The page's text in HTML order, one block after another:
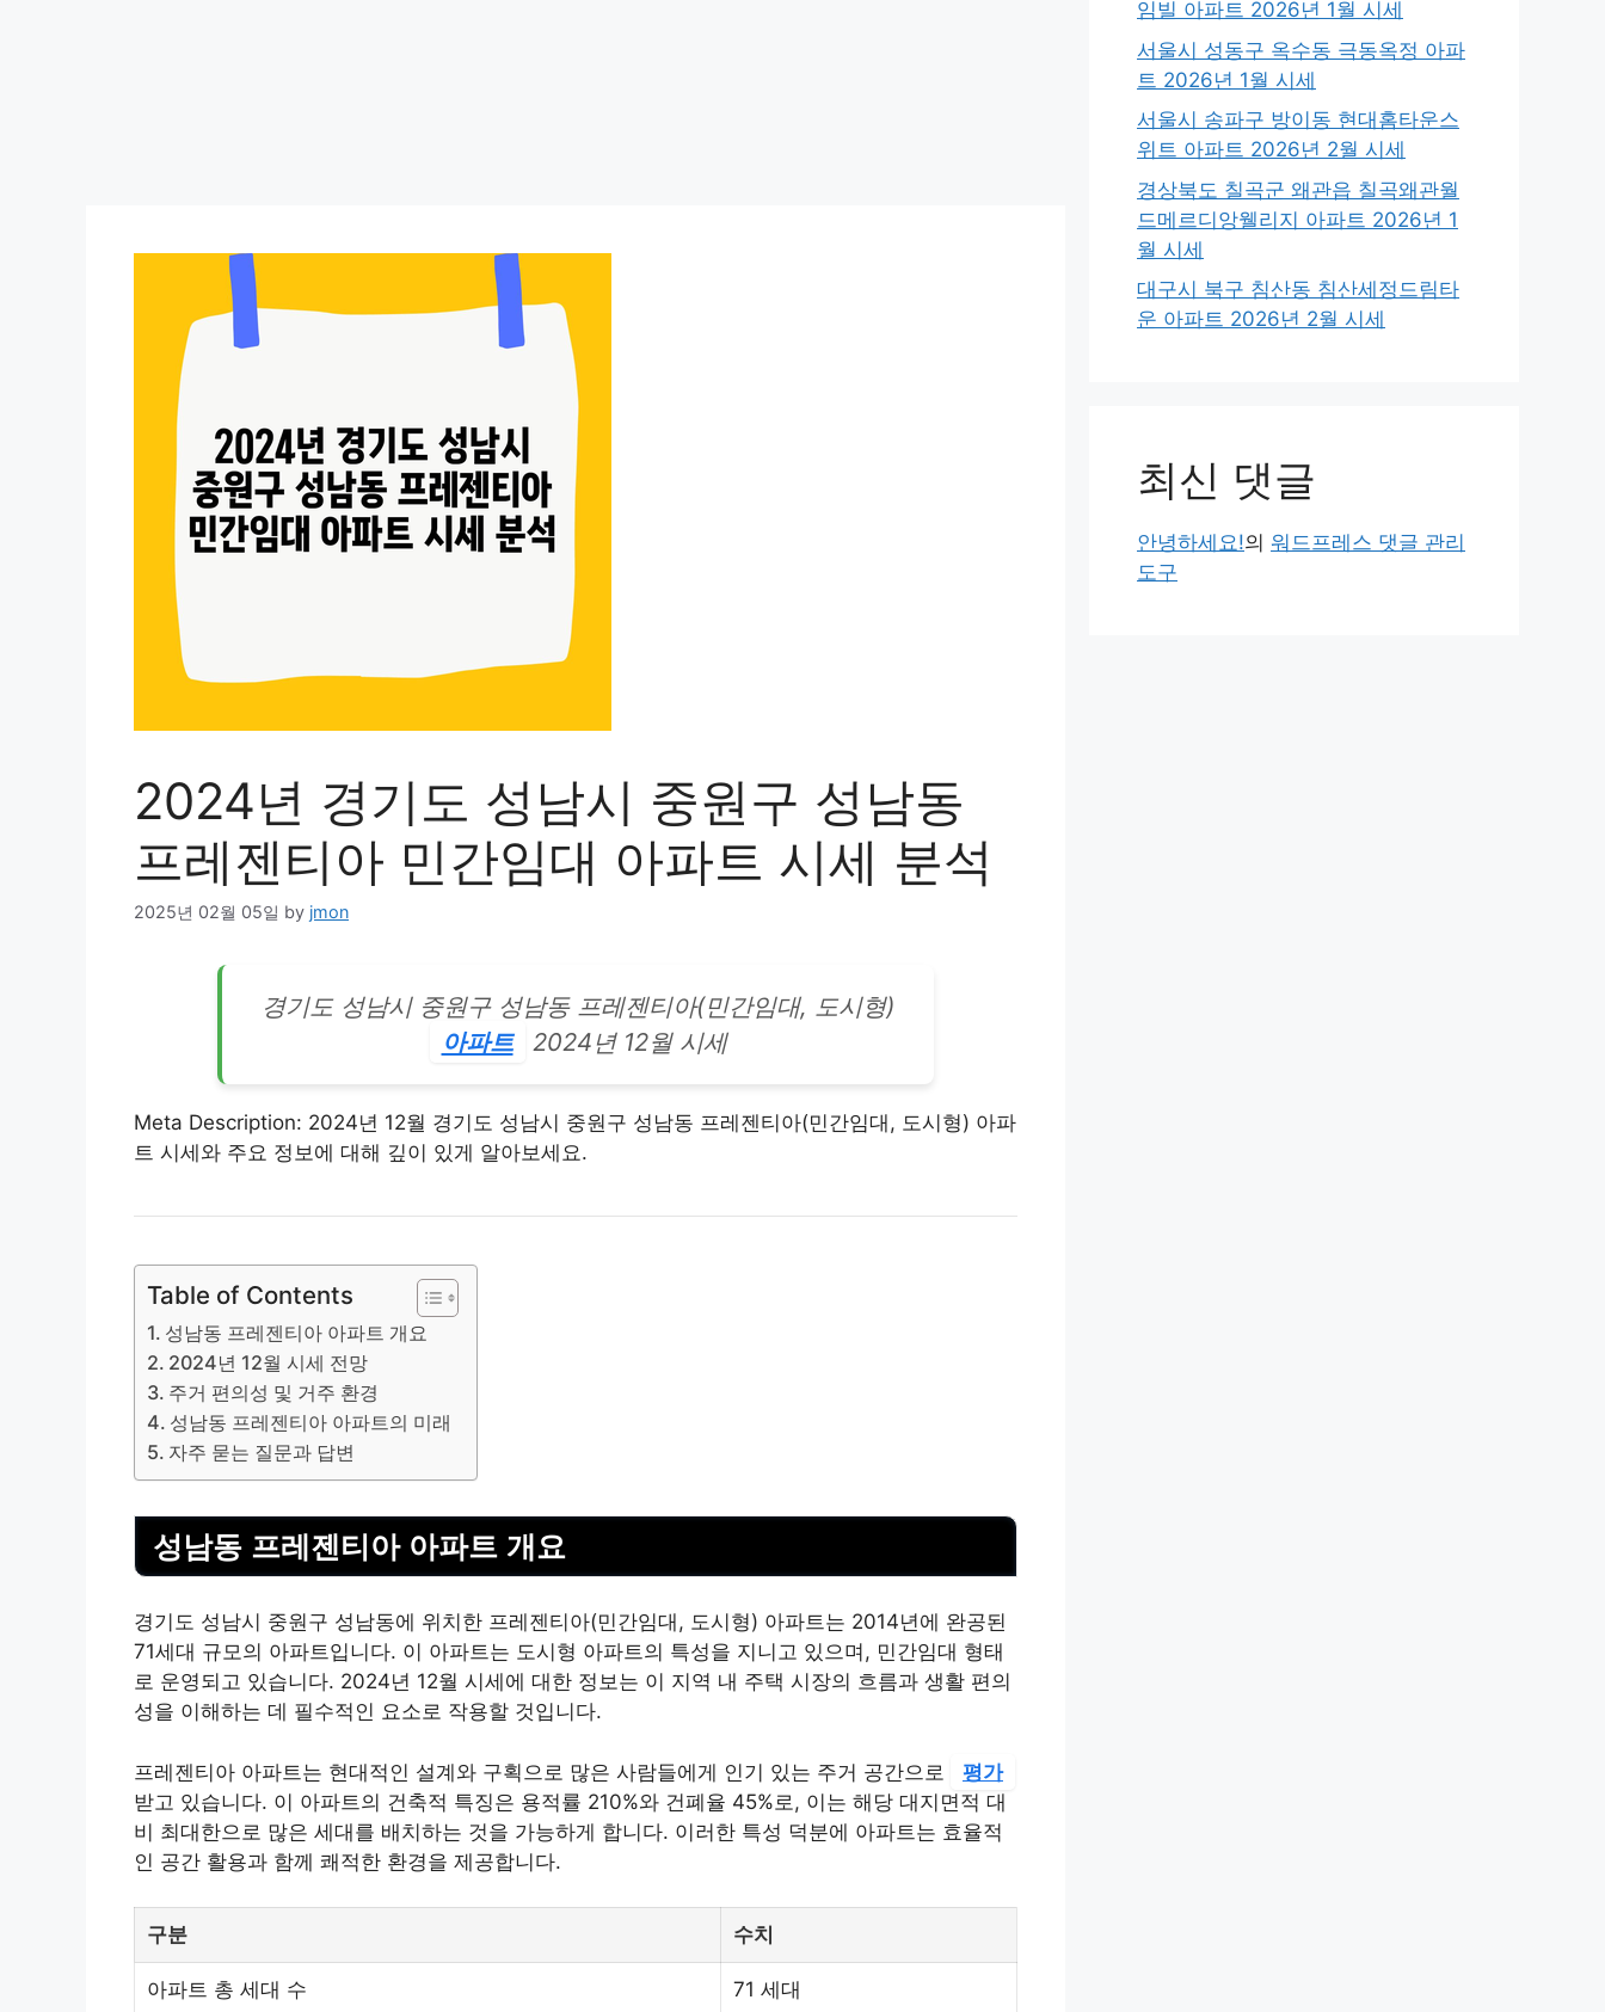
2024년 경기도 성남시 중원구 성남동
프레젠티아 민간임대 아파트 시세 분석
2025년 02월 05일 by jmon
경기도 성남시 중원구 성남동 프레젠티아(민간임대, 도시형)
아파트
2024년 12월 시세
Meta Description: 2024년 12월 경기도 성남시 중원구 성남동 프레젠티아(민간임대, 도시형) 아파
트 시세와 주요 정보에 대해 깊이 있게 알아보세요.
Table of Contents
성남동 프레젠티아 아파트 개요
2024년 12월 시세 전망
주거 편의성 및 거주 환경
성남동 프레젠티아 아파트의 미래
자주 묻는 질문과 답변
성남동 프레젠티아 아파트 개요
경기도 성남시 중원구 성남동에 위치한 프레젠티아(민간임대, 도시형) 아파트는 2014년에 완공된
71세대 규모의 아파트입니다. 이 아파트는 도시형 아파트의 특성을 지니고 있으며, 민간임대 형태
로 운영되고 있습니다. 2024년 12월 시세에 대한 정보는 이 지역 내 주택 시장의 흐름과 생활 편의
성을 이해하는 데 필수적인 요소로 작용할 것입니다.
프레젠티아 아파트는 현대적인 설계와 구획으로 많은 사람들에게 인기 있는 주거 공간으로
평가
받고 있습니다. 이 아파트의 건축적 특징은 용적률 210%와 건폐율 45%로, 이는 해당 대지면적 대
비 최대한으로 많은 세대를 배치하는 것을 가능하게 합니다. 이러한 특성 덕분에 아파트는 효율적
인 공간 활용과 함께 쾌적한 환경을 제공합니다.
구분 수치
아파트 총 세대 수 71 세대
임빌 아파트 2026년 1월 시세
서울시 성동구 옥수동 극동옥정 아파
트 2026년 1월 시세
서울시 송파구 방이동 현대홈타운스
위트 아파트 2026년 2월 시세
경상북도 칠곡군 왜관읍 칠곡왜관월
드메르디앙웰리지 아파트 2026년 1
월 시세
대구시 북구 침산동 침산세정드림타
운 아파트 2026년 2월 시세
최신 댓글
안녕하세요!의 워드프레스 댓글 관리
도구